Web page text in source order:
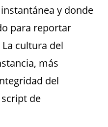
y donde
para reportar
cultura del
más
del
de